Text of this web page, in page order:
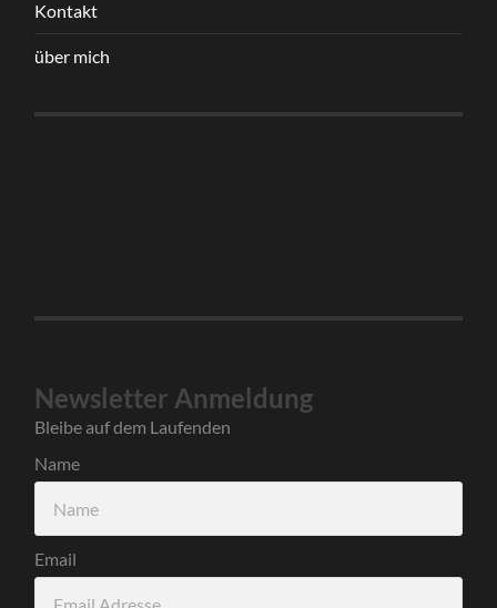
Kontakt
über mich
Newsletter Anmeldung
Bleibe auf dem Laufenden
Name
Email